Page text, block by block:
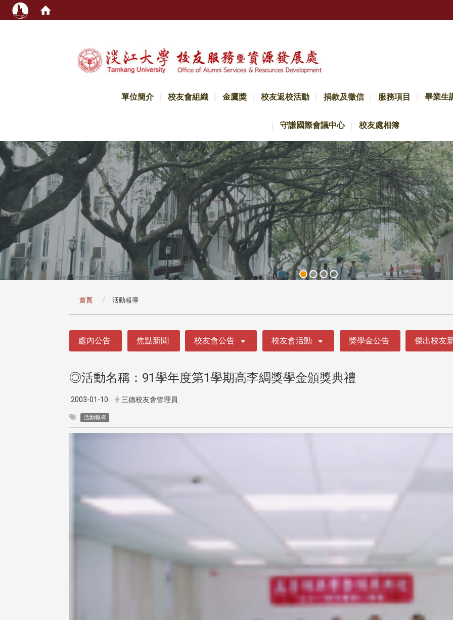
單位簡介 校友會組織 金鷹獎 校友返校活動 捐款及徵信 服務項目 畢業生
守謙國際會議中心 校友處相簿
首頁 活動報導
處內公告 焦點新聞 校友會公告 校友會活動 獎學金公告 傑出校友
◎活動名稱：91學年度第1學期高李綢獎學金頒獎典禮
2003-01-10 三德校友會管理員
活動報導